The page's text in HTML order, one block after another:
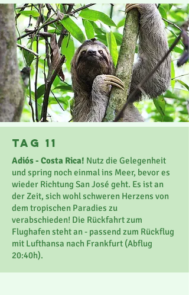
Tag 11
Adiós - Costa Rica! Nutz die Gelegenheit
und spring noch einmal ins Meer, bevor es
wieder Richtung San José geht. Es ist an
der Zeit, sich wohl schweren Herzens von
dem tropischen Paradies zu
verabschieden! Die Rückfahrt zum
Flughafen steht an - passend zum Rückflug
mit Lufthansa nach Frankfurt (Abflug
20:40h).